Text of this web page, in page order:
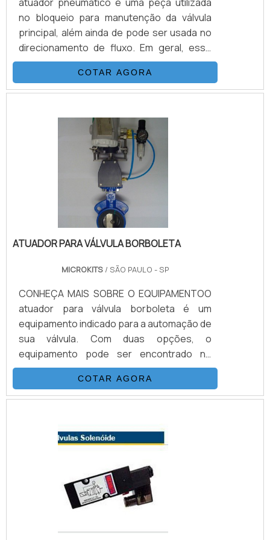
no bloqueio para manutenção da válvula
principal, além ainda de pode ser usada no
direcionamento de fluxo. Em geral, esse
tipo de válvula utiliza uma esfera oca,
perfurada e pivotante que serve para
assegurar o controle do fluxo de fluidos ou
juntamente com um atuador pneumático
garante maior rapidez e
eficiência.Conheça mais detalhes a
respeito do atuador pneumáticoO atuador
COTAR AGORA
ATUADOR PARA VÁLVULA BORBOLETA
MICROKITS/ SÃO PAULO - SP
CONHEÇA MAIS SOBRE O EQUIPAMENTOO
atuador para válvula borboleta é um
equipamento indicado para a automação de
sua válvula. Com duas opções, o
equipamento pode ser encontrado no
modelo dupla ação (DA) para acionamento
com ar comprimido em ambos os sentidos
de atuação, ou como retorno por mola
realizado pela força da ação das molas e
proporciona alternativas de utilização ou
MÁ INSTALAÇÃOO atuador para válvula é
COTAR AGORA